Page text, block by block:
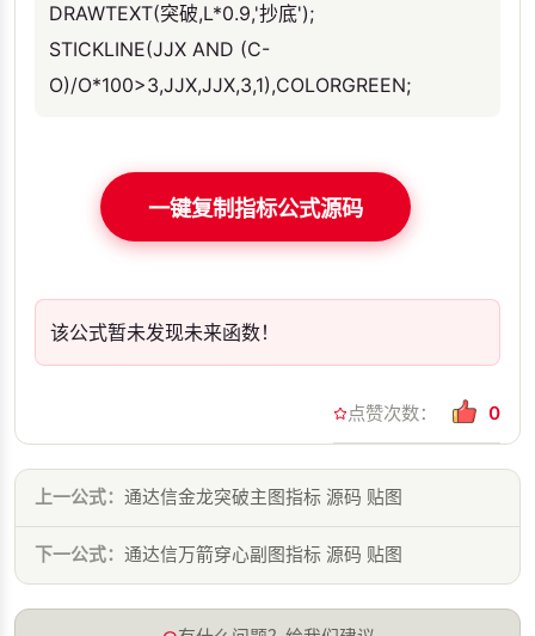
DRAWTEXT(突破,L*0.9,'抄底');
STICKLINE(JJX AND (C-
O)/O*100>3,JJX,JJX,3,1),COLORGREEN;
一键复制指标公式源码
该公式暂未发现未来函数！
点赞次数： 0
上一公式： 通达信金龙突破主图指标 源码 贴图
下一公式： 通达信万箭穿心副图指标 源码 贴图